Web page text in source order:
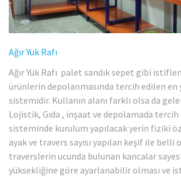
Ağır Yük Rafı
Ağır Yük Rafı palet sandık sepet gibi
ürünlerin depolanmasında tercih edilen en
sistemidir. Kullanın alanı farklı olsa da
Lojistik, Gıda , inşaat ve depolamada
sisteminde kurulum yapılacak yerin fiziki
ayak ve travers sayısı yapılan keşif ile belli
traverslerin ucunda bulunan kancalar
yüksekliğine göre ayarlanabilir olması ve